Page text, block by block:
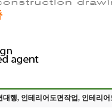
행, 인테리어도면작업, 인테리